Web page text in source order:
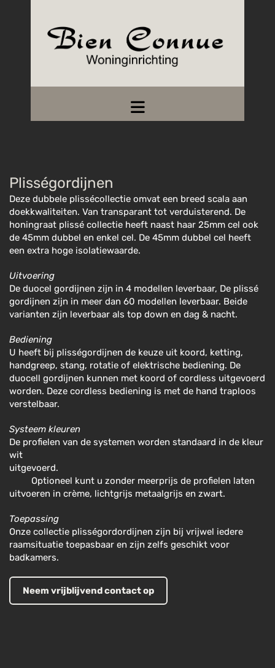
Plisségordijnen
Deze dubbele plissécollectie omvat een breed scala aan
doekkwaliteiten. Van transparant tot verduisterend. De
honingraat plissé collectie heeft naast haar 25mm cel ook
de 45mm dubbel en enkel cel. De 45mm dubbel cel heeft
een extra hoge isolatiewaarde.
Uitvoering
De duocel gordijnen zijn in 4 modellen leverbaar, De plissé
gordijnen zijn in meer dan 60 modellen leverbaar. Beide
varianten zijn leverbaar als top down en dag & nacht.
Bediening
U heeft bij plisségordijnen de keuze uit koord, ketting,
handgreep, stang, rotatie of elektrische bediening. De
duocell gordijnen kunnen met koord of cordless uitgevoerd
worden. Deze cordless bediening is met de hand traploos
verstelbaar.
Systeem kleuren
De profielen van de systemen worden standaard in de kleur
wit
uitgevoerd.
Optioneel kunt u zonder meerprijs de profielen laten
uitvoeren in crème, lichtgrijs metaalgrijs en zwart.
Toepassing
Onze collectie plisségordordijnen zijn bij vrijwel iedere
raamsituatie toepasbaar en zijn zelfs geschikt voor
badkamers.
Neem vrijblijvend contact op